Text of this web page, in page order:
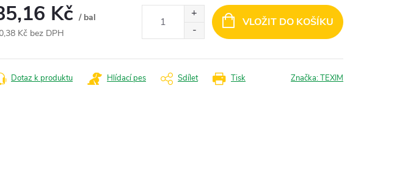
Kč / bal
Kč bez DPH
VLOŽIT DO KOŠÍKU
Tisk
Dotaz k produktu Hlídací pes Sdílet Značka:TEXIM